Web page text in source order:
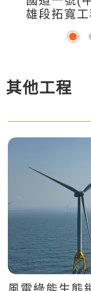
雄段拓寬
其他工程